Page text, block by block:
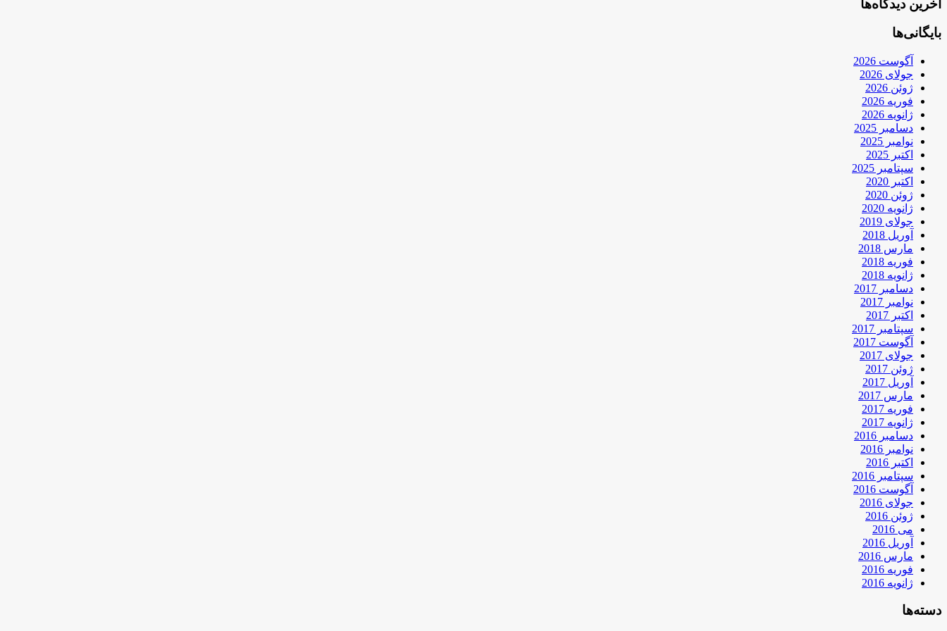
آخرین دیدگاه‌ها
بایگانی‌ها
آگوست 2026
جولای 2026
ژوئن 2026
فوریه 2026
ژانویه 2026
دسامبر 2025
نوامبر 2025
اکتبر 2025
سپتامبر 2025
اکتبر 2020
ژوئن 2020
ژانویه 2020
جولای 2019
آوریل 2018
مارس 2018
فوریه 2018
ژانویه 2018
دسامبر 2017
نوامبر 2017
اکتبر 2017
سپتامبر 2017
آگوست 2017
جولای 2017
ژوئن 2017
آوریل 2017
مارس 2017
فوریه 2017
ژانویه 2017
دسامبر 2016
نوامبر 2016
اکتبر 2016
سپتامبر 2016
آگوست 2016
جولای 2016
ژوئن 2016
می 2016
آوریل 2016
مارس 2016
فوریه 2016
ژانویه 2016
دسته‌ها